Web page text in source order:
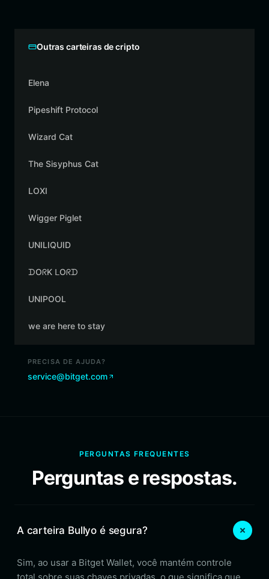
Outras carteiras de cripto
Elena
Pipeshift Protocol
Wizard Cat
The Sisyphus Cat
LOXI
Wigger Piglet
UNILIQUID
ᗪOᖇK ᒪOᖇᗪ
UNIPOOL
we are here to stay
PRECISA DE AJUDA?
service@bitget.com
PERGUNTAS FREQUENTES
Perguntas e respostas.
A carteira Bullyo é segura?
Sim, ao usar a Bitget Wallet, você mantém controle